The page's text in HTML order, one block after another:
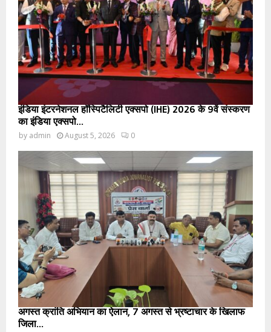
इंडिया इंटरनेशनल हॉस्पिटैलिटी एक्सपो (IHE) 2026 के 9वें संस्करण
का इंडिया एक्सपो...
by admin August 5, 2026 0
अगस्त क्रांति अभियान का ऐलान, 7 अगस्त से भ्रष्टाचार के खिलाफ
जिला...